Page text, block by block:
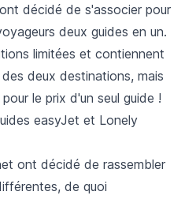
décidé de s'associer pour
deux guides en un.
limitées et contiennent
deux destinations, mais
le prix d'un seul guide !
easyJet et Lonely
ont décidé de rassembler
de quoi